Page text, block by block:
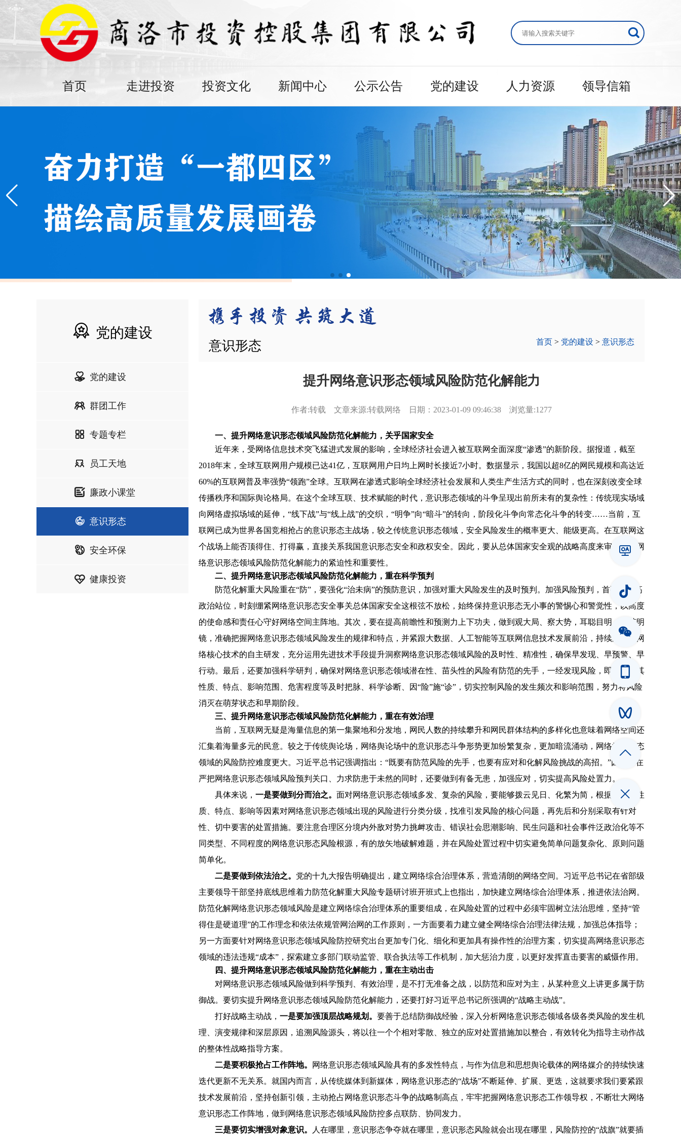
首页 走进投资 投资文化 新闻中心 公示公告 党的建设 人力资源 领导信箱
党的建设
党的建设
群团工作
专题专栏
员工天地
廉政小课堂
意识形态
安全环保
健康投资
意识形态 首页 > 党的建设 > 意识形态
提升网络意识形态领域风险防范化解能力
作者:转载 文章来源:转载网络 日期：2023-01-09 09:46:38 浏览量:1277
一、提升网络意识形态领域风险防范化解能力，关乎国家安全
近年来，受网络信息技术突飞猛进式发展的影响，全球经济社会进入被互联网全面深度“渗透”的新阶段。据报道，截至
2018年末，全球互联网用户规模已达41亿，互联网用户日均上网时长接近7小时。数据显示，我国以超8亿的网民规模和高达近
60%的互联网普及率强势“领跑”全球。互联网在渗透式影响全球经济社会发展和人类生产生活方式的同时，也在深刻改变全球
传播秩序和国际舆论格局。在这个全球互联、技术赋能的时代，意识形态领域的斗争呈现出前所未有的复杂性：传统现实场域
向网络虚拟场域的延伸，“线下战”与“线上战”的交织，“明争”向“暗斗”的转向，阶段化斗争向常态化斗争的转变……当前，互
联网已成为世界各国竞相抢占的意识形态主战场，较之传统意识形态领域，安全风险发生的概率更大、能级更高。在互联网这
个战场上能否顶得住、打得赢，直接关系我国意识形态安全和政权安全。因此，要从总体国家安全观的战略高度来审视提升网
络意识形态领域风险防范化解能力的紧迫性和重要性。
二、提升网络意识形态领域风险防范化解能力，重在科学预判
防范化解重大风险重在“防”，要强化“治未病”的预防意识，加强对重大风险发生的及时预判。加强风险预判，首要在提高
政治站位，时刻绷紧网络意识形态安全事关总体国家安全这根弦不放松，始终保持意识形态无小事的警惕心和警觉性，以高度
的使命感和责任心守好网络空间主阵地。其次，要在提高前瞻性和预测力上下功夫，做到观大局、察大势，耳聪目明、心若明
镜，准确把握网络意识形态领域风险发生的规律和特点，并紧跟大数据、人工智能等互联网信息技术发展前沿，持续加大对网
络核心技术的自主研发，充分运用先进技术手段提升洞察网络意识形态领域风险的及时性、精准性，确保早发现、早预警、早
行动。最后，还要加强科学研判，确保对网络意识形态领域潜在性、苗头性的风险有防范的先手，一经发现风险，即能够对其
性质、特点、影响范围、危害程度等及时把脉、科学诊断、因“险”施“诊”，切实控制风险的发生频次和影响范围，努力将风险
消灭在萌芽状态和早期阶段。
三、提升网络意识形态领域风险防范化解能力，重在有效治理
当前，互联网无疑是海量信息的第一集聚地和分发地，网民人数的持续攀升和网民群体结构的多样化也意味着网络空间还
汇集着海量多元的民意。较之于传统舆论场，网络舆论场中的意识形态斗争形势更加纷繁复杂，更加暗流涌动，网络意识形态
领域的风险防控难度更大。习近平总书记强调指出：“既要有防范风险的先手，也要有应对和化解风险挑战的高招。”因此，在
严把网络意识形态领域风险预判关口、力求防患于未然的同时，还要做到有备无患，加强应对，切实提高风险处置力。
具体来说， 一是要做到分而治之。 面对网络意识形态领域多发、复杂的风险，要能够拨云见日、化繁为简，根据内容、性
质、特点、影响等因素对网络意识形态领域出现的风险进行分类分级，找准引发风险的核心问题，再先后和分别采取有针对
性、切中要害的处置措施。要注意合理区分境内外敌对势力挑衅攻击、错误社会思潮影响、民生问题和社会事件泛政治化等不
同类型、不同程度的网络意识形态风险根源，有的放矢地破解难题，并在风险处置过程中切实避免简单问题复杂化、原则问题
简单化。
二是要做到依法治之。 党的十九大报告明确提出，建立网络综合治理体系，营造清朗的网络空间。习近平总书记在省部级
主要领导干部坚持底线思维着力防范化解重大风险专题研讨班开班式上也指出，加快建立网络综合治理体系，推进依法治网。
防范化解网络意识形态领域风险是建立网络综合治理体系的重要组成，在风险处置的过程中必须牢固树立法治思维，坚持“管
得住是硬道理”的工作理念和依法依规管网治网的工作原则，一方面要着力建立健全网络综合治理法律法规，加强总体指导；
另一方面要针对网络意识形态领域风险防控研究出台更加专门化、细化和更加具有操作性的治理方案，切实提高网络意识形态
领域的违法违规“成本”，探索建立多部门联动监管、联合执法等工作机制，加大惩治力度，以更好发挥直击要害的威慑作用。
四、提升网络意识形态领域风险防范化解能力，重在主动出击
对网络意识形态领域风险做到科学预判、有效治理，是不打无准备之战，以防范和应对为主，从某种意义上讲更多属于防
御战。要切实提升网络意识形态领域风险防范化解能力，还要打好习近平总书记所强调的“战略主动战”。
打好战略主动战， 一是要加强顶层战略规划。 要善于总结防御战经验，深入分析网络意识形态领域各级各类风险的发生机
理、演变规律和深层原因，追溯风险源头，将以往一个个相对零散、独立的应对处置措施加以整合，有效转化为指导主动作战
的整体性战略指导方案。
二是要积极抢占工作阵地。
网络意识形态领域风险具有的多发性特点，与作为信息和思想舆论载体的网络媒介的持续快速
迭代更新不无关系。就国内而言，从传统媒体到新媒体，网络意识形态的“战场”不断延伸、扩展、更迭，这就要求我们要紧跟
技术发展前沿，坚持创新引领，主动抢占网络意识形态斗争的战略制高点，牢牢把握网络意识形态工作领导权，不断壮大网络
意识形态工作阵地，做到网络意识形态领域风险防控多点联防、协同发力。
三是要切实增强对象意识。
人在哪里，意识形态争夺就在哪里，意识形态风险就会出现在哪里，风险防控的“战旗”就要插